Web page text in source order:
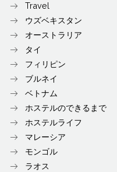
Travel
ウズベキスタン
オーストラリア
タイ
フィリピン
ブルネイ
ベトナム
ホステルのできるまで
ホステルライフ
マレーシア
モンゴル
ラオス